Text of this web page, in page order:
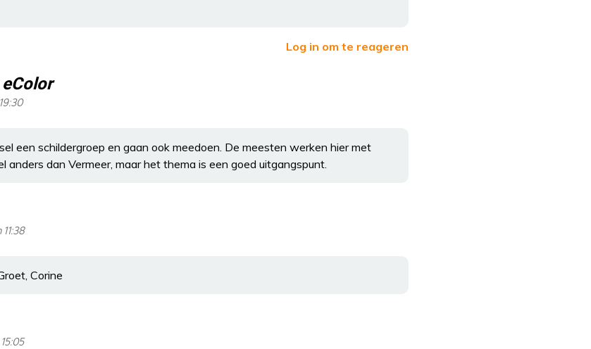
Log in om te reageren
een schildergroep en gaan ook meedoen. De meesten werken hier met
anders dan Vermeer, maar het thema is een goed uitgangspunt.
Corine